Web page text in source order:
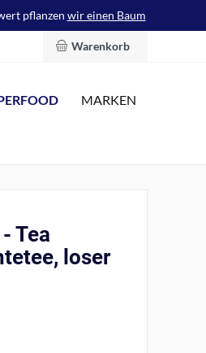
pflanzen wir einen Baum
Warenkorb
MARKEN
Tea
loser